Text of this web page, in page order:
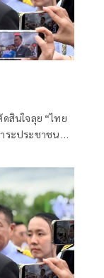
สินใจลุย “ไทย